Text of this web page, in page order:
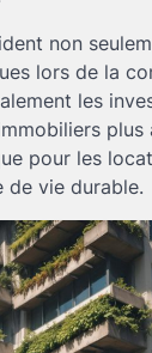
non
lors de la
les
pour les
de vie durable.